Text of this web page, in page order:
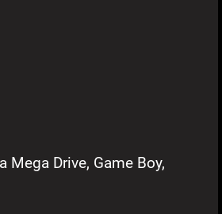
Mega Drive, Game Boy,